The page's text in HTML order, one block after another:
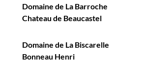
Domaine de La Barroche
Chateau de Beaucastel
Domaine de La Biscarelle
Bonneau Henri